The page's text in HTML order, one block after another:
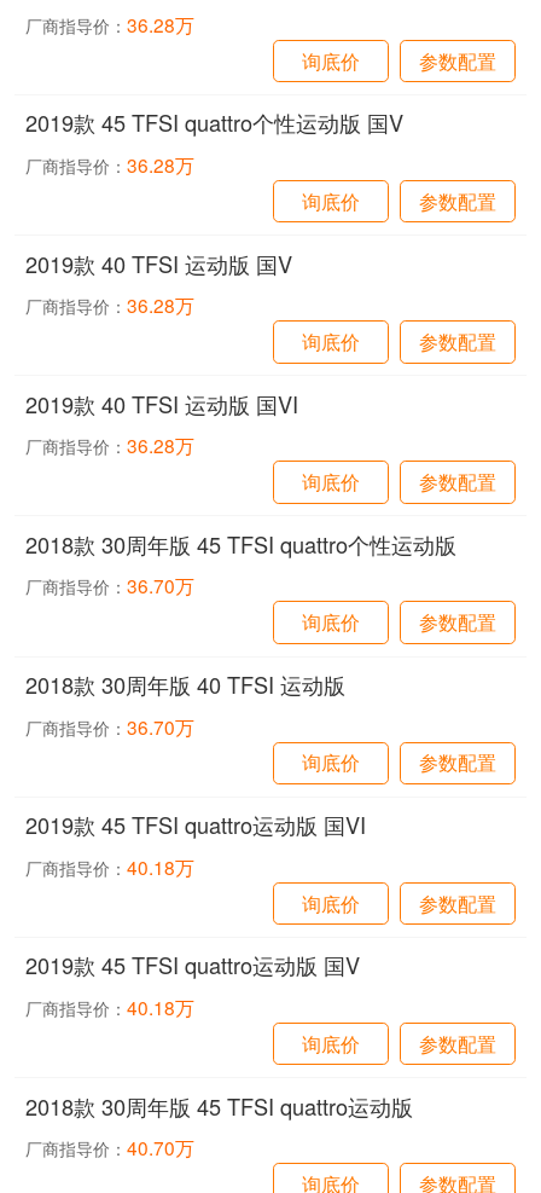
厂商指导价：36.28万
询底价
参数配置
2019款 45 TFSI quattro个性运动版 国V
厂商指导价：36.28万
询底价
参数配置
2019款 40 TFSI 运动版 国V
厂商指导价：36.28万
询底价
参数配置
2019款 40 TFSI 运动版 国VI
厂商指导价：36.28万
询底价
参数配置
2018款 30周年版 45 TFSI quattro个性运动版
厂商指导价：36.70万
询底价
参数配置
2018款 30周年版 40 TFSI 运动版
厂商指导价：36.70万
询底价
参数配置
2019款 45 TFSI quattro运动版 国VI
厂商指导价：40.18万
询底价
参数配置
2019款 45 TFSI quattro运动版 国V
厂商指导价：40.18万
询底价
参数配置
2018款 30周年版 45 TFSI quattro运动版
厂商指导价：40.70万
询底价
参数配置